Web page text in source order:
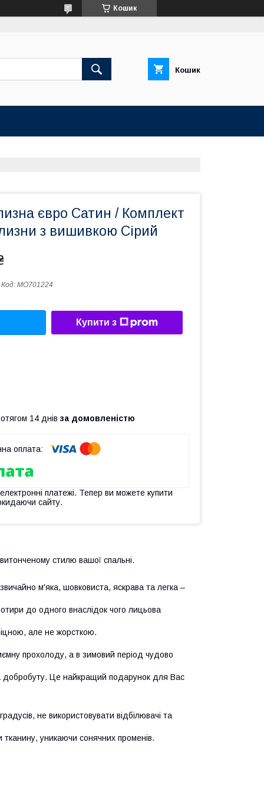
Кошик
Кошик
євро Сатин / Комплект
з вишивкою Сірий
Код: МО701224
Купити з
14 днів за домовленістю
платежі. Тепер ви можете купити
сайту.
стилю вашої спальні.
м'яка, шовковиста, яскрава та легка –
до одного внаслідок чого лицьова
але не жорсткою.
прохолоду, а в зимовий період чудово
добробуту. Це найкращий подарунок для Вас
не використовувати відбілювачі та
уникаючи сонячних променів.